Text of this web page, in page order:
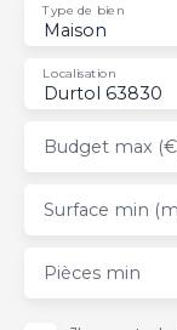
Maison
Type de bien
Durtol 63830
Localisation
Budget max
Surface min
Pièces min